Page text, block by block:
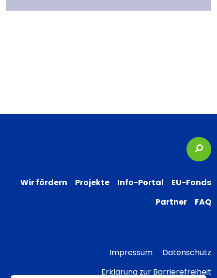
Wir fördern Projekte Info-Portal
EU-Fonds
Partner
FAQ
Impressum
Datenschutz
Erklärung zur Barrierefreiheit